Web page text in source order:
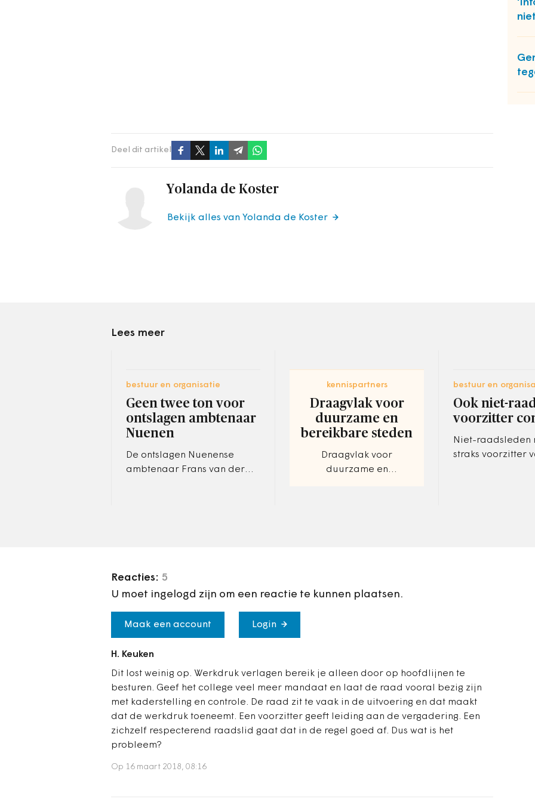
Deel dit artikel
Yolanda de Koster
Bekijk alles van Yolanda de Koster
Lees meer
bestuur en organisatie
Geen twee ton voor
ontslagen ambtenaar
Nuenen
De ontslagen Nuenense
ambtenaar Frans van der
kennispartners
Draagvlak voor
duurzame en
bereikbare steden
Draagvlak voor
duurzame en
bestuur en
Ook niet-
voorzitter
Niet-raadsleden
straks voorzitter
Reacties: 5
U moet ingelogd zijn om een reactie te kunnen plaatsen.
Maak een account Login
H. Keuken
Dit lost weinig op. Werkdruk verlagen bereik je alleen door op hoofdlijnen te
besturen. Geef het college veel meer mandaat en laat de raad vooral bezig zijn
met kaderstelling en controle. De raad zit te vaak in de uitvoering en dat maakt
dat de werkdruk toeneemt. Een voorzitter geeft leiding aan de vergadering. Een
zichzelf respecterend raadslid gaat dat in de regel goed af. Dus wat is het
probleem?
Op 16 maart 2018, 08:16